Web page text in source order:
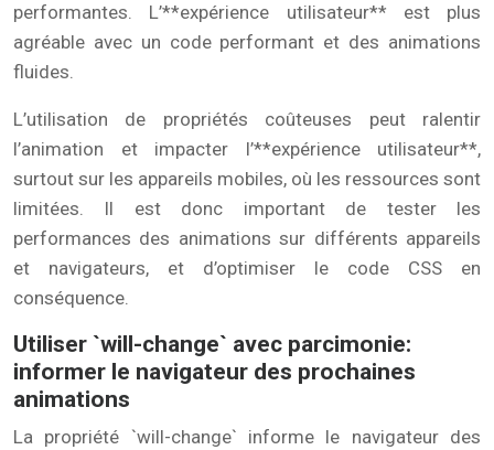
performantes. L’**expérience utilisateur** est plus
agréable avec un code performant et des animations
fluides.
L’utilisation de propriétés coûteuses peut ralentir
l’animation et impacter l’**expérience utilisateur**,
surtout sur les appareils mobiles, où les ressources sont
limitées. Il est donc important de tester les
performances des animations sur différents appareils
et navigateurs, et d’optimiser le code CSS en
conséquence.
Utiliser `will-change` avec parcimonie:
informer le navigateur des prochaines
animations
La propriété `will-change` informe le navigateur des